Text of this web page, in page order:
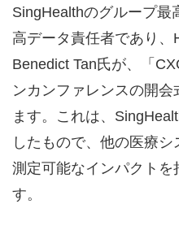
SingHealthのグループ最
高データ責任者であり、
Benedict Tan氏が、「
ンカンファレンスの開
ます。これは、
したもので、他の医療シ
測定可能なインパクト
す。